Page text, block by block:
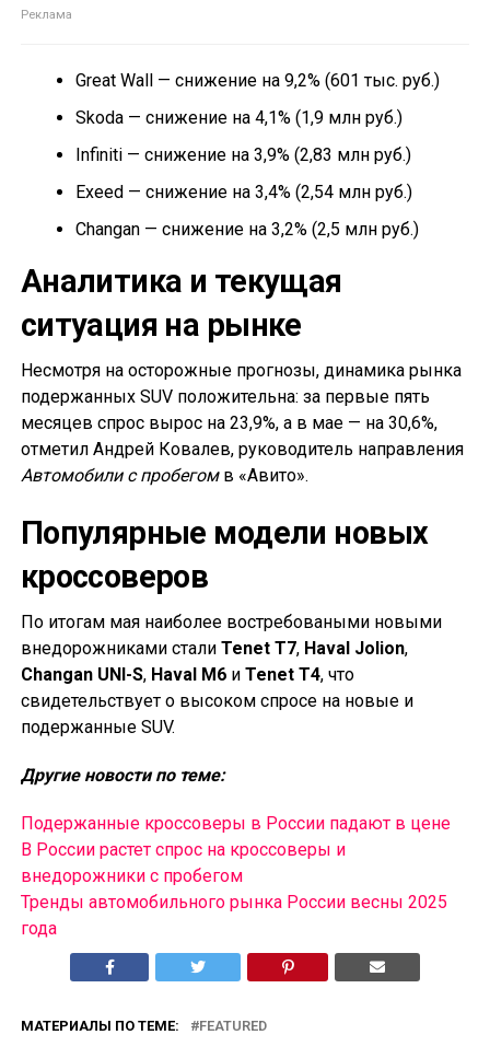
Great Wall — снижение на 9,2% (601 тыс. руб.)
Skoda — снижение на 4,1% (1,9 млн руб.)
Infiniti — снижение на 3,9% (2,83 млн руб.)
Exeed — снижение на 3,4% (2,54 млн руб.)
Changan — снижение на 3,2% (2,5 млн руб.)
Аналитика и текущая
ситуация на рынке
Несмотря на осторожные прогнозы, динамика рынка
подержанных SUV положительна: за первые пять
месяцев спрос вырос на 23,9%, а в мае — на 30,6%,
отметил Андрей Ковалев, руководитель направления
Автомобили с пробегомв «Авито».
Популярные модели новых
кроссоверов
По итогам мая наиболее востребоваными новыми
внедорожниками стали Tenet T7, Haval Jolion,
Changan UNI-S, Haval M6и Tenet T4, что
свидетельствует о высоком спросе на новые и
подержанные SUV.
Другие новости по теме:
Подержанные кроссоверы в России падают в цене
В России растет спрос на кроссоверы и
внедорожники с пробегом
Тренды автомобильного рынка России весны 2025
года
МАТЕРИАЛЫ ПО ТЕМЕ: FEATURED